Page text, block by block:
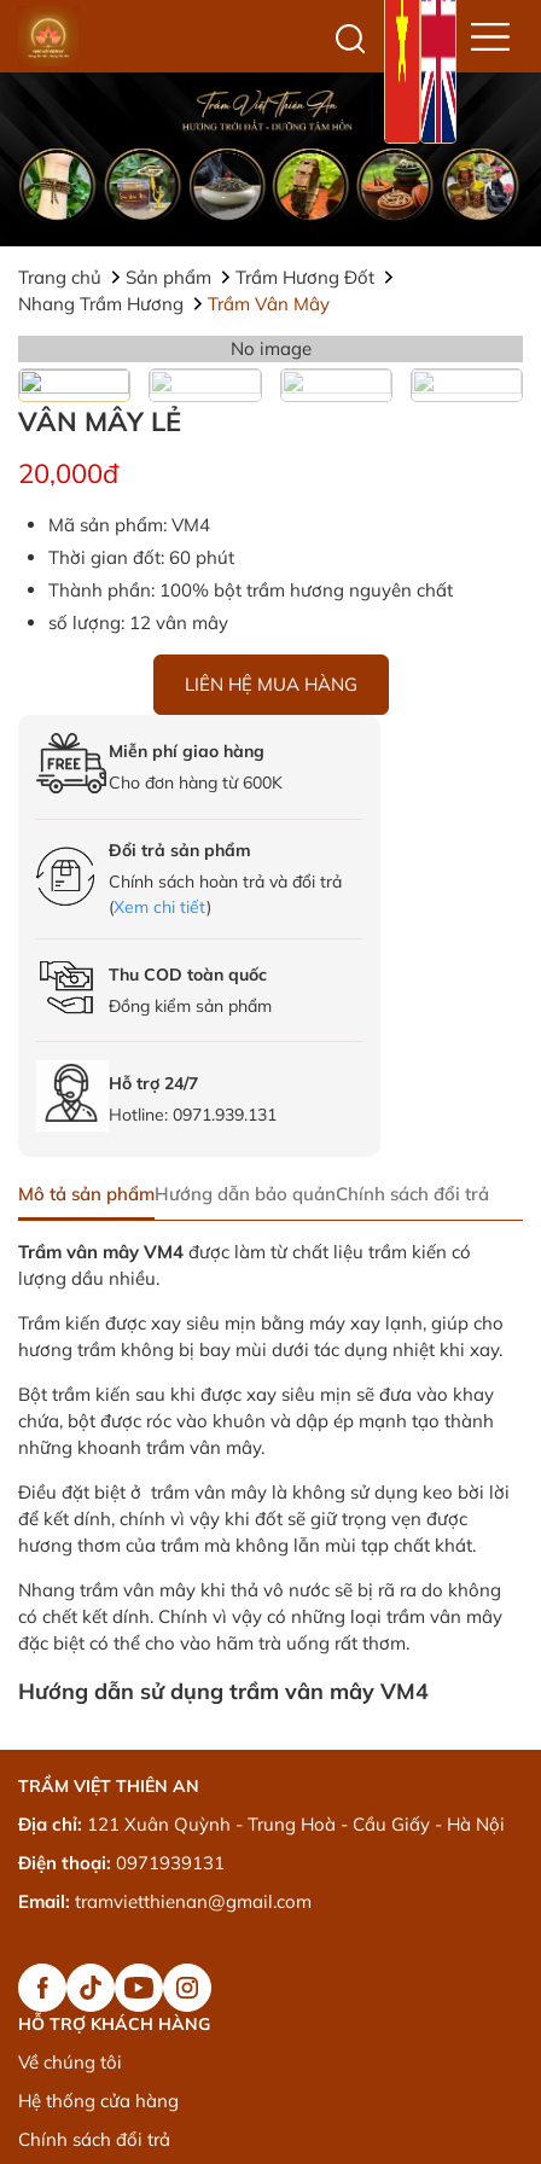
Trang chủ Sản phẩm
Trầm Hương Đốt
Nhang Trầm Hương
Trầm Vân Mây
No image
VÂN MÂY LẺ
20,000đ
Mã sản phẩm: VM4
Thời gian đốt: 60 phút
Thành phần: 100% bột trầm hương nguyên chất
số lượng: 12 vân mây
LIÊN HỆ MUA HÀNG
Miễn phí giao hàng
Cho đơn hàng từ 600K
Đổi trả sản phẩm
Chính sách hoàn trả và đổi trả
(Xem chi tiết)
Thu COD toàn quốc
Đồng kiểm sản phẩm
Hỗ trợ 24/7
Hotline: 0971.939.131
Mô tả sản phẩmHướng dẫn bảo quảnChính sách đổi trả
Trầm vân mây VM4 được làm từ chất liệu trầm kiến có
lượng dầu nhiều.
Trầm kiến được xay siêu mịn bằng máy xay lạnh, giúp cho
hương trầm không bị bay mùi dưới tác dụng nhiệt khi xay.
Bột trầm kiến sau khi được xay siêu mịn sẽ đưa vào khay
chứa, bột được róc vào khuôn và dập ép mạnh tạo thành
những khoanh trầm vân mây.
Điều đặt biệt ở trầm vân mây là không sử dụng keo bời lời
để kết dính, chính vì vậy khi đốt sẽ giữ trọng vẹn được
hương thơm của trầm mà không lẫn mùi tạp chất khát.
Nhang trầm vân mây khi thả vô nước sẽ bị rã ra do không
có chết kết dính. Chính vì vậy có những loại trầm vân mây
đặc biệt có thể cho vào hãm trà uống rất thơm.
Hướng dẫn sử dụng trầm vân mây VM4
TRẦM VIỆT THIÊN AN
Địa chỉ: 121 Xuân Quỳnh - Trung Hoà - Cầu Giấy - Hà Nội
Điện thoại: 0971939131
Email: tramvietthienan@gmail.com
HỖ TRỢ KHÁCH HÀNG
Về chúng tôi
Hệ thống cửa hàng
Chính sách đổi trả